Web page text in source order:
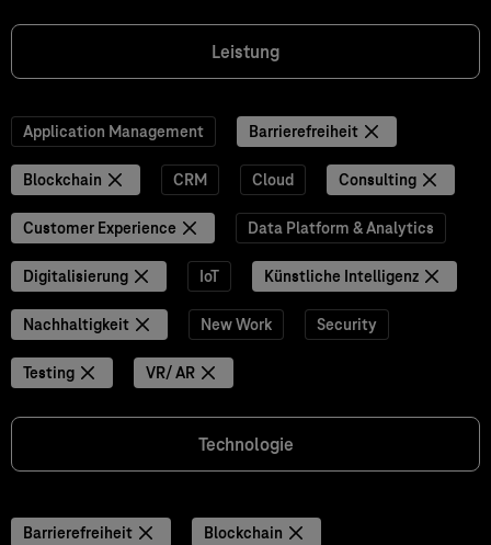
Leistung
Application Management Barrierefreiheit
Blockchain CRM Cloud Consulting
Customer Experience Data Platform & Analytics
Digitalisierung IoT Künstliche Intelligenz
Nachhaltigkeit New Work Security
Testing VR/ AR
Technologie
Barrierefreiheit Blockchain